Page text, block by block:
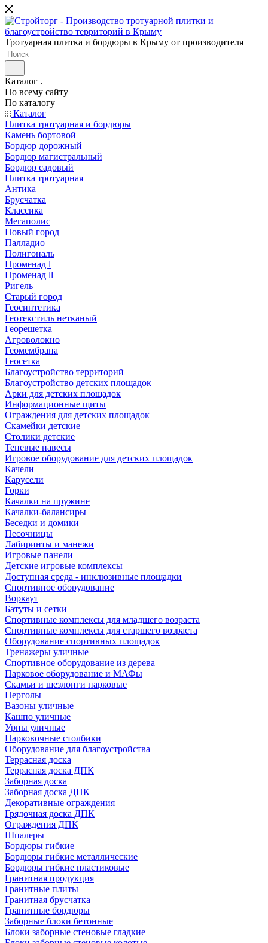
Тротуарная плитка и бордюры в Крыму от производителя
Каталог
По всему сайту
По каталогу
Каталог
Плитка тротуарная и бордюры
Камень бортовой
Бордюр дорожный
Бордюр магистральный
Бордюр садовый
Плитка тротуарная
Антика
Брусчатка
Классика
Мегаполис
Новый город
Палладио
Полигональ
Променад l
Променад ll
Ригель
Старый город
Геосинтетика
Геотекстиль нетканый
Георешетка
Агроволокно
Геомембрана
Геосетка
Благоустройство территорий
Благоустройство детских площадок
Арки для детских площадок
Информационные щиты
Ограждения для детских площадок
Скамейки детские
Столики детские
Теневые навесы
Игровое оборудование для детских площадок
Качели
Карусели
Горки
Качалки на пружине
Качалки-балансиры
Беседки и домики
Песочницы
Лабиринты и манежи
Игровые панели
Детские игровые комплексы
Доступная среда - инклюзивные площадки
Спортивное оборудование
Воркаут
Батуты и сетки
Спортивные комплексы для младшего возраста
Спортивные комплексы для старшего возраста
Оборудование спортивных площадок
Тренажеры уличные
Спортивное оборудование из дерева
Парковое оборудование и МАФы
Скамьи и шезлонги парковые
Перголы
Вазоны уличные
Кашпо уличные
Урны уличные
Парковочные столбики
Оборудование для благоустройства
Террасная доска
Террасная доска ДПК
Заборная доска
Заборная доска ДПК
Декоративные ограждения
Грядочная доска ДПК
Ограждения ДПК
Шпалеры
Бордюры гибкие
Бордюры гибкие металлические
Бордюры гибкие пластиковые
Гранитная продукция
Гранитные плиты
Гранитная брусчатка
Гранитные бордюры
Заборные блоки бетонные
Блоки заборные стеновые гладкие